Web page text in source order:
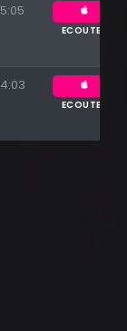
5:05
ECOUTER
4:03
ECOUTER